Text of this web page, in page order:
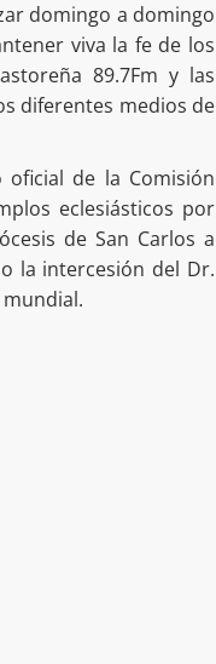
domingo a domingo
viva la fe de los
89.7Fm y las
diferentes medios de
de la Comisión
eclesiásticos por
de San Carlos a
la intercesión del Dr.
mundial.